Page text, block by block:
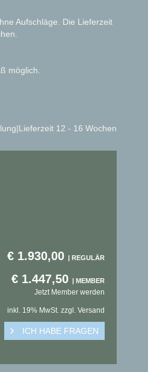
Aufschläge. Die Lieferzeit
möglich.
|Lieferzeit 12 - 16 Wochen
€ 1.930,00
€ 1.447,50
Jetzt Member werden
inkl. 19% MwSt. zzgl. Versand